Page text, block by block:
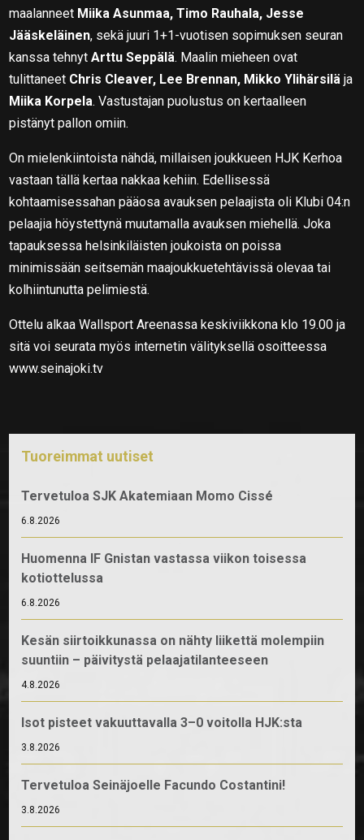
maalanneet Miika Asunmaa, Timo Rauhala, Jesse
Jääskeläinen, sekä juuri 1+1-vuotisen sopimuksen seuran
kanssa tehnytArttu Seppälä. Maalin mieheen ovat
tulittaneet Chris Cleaver, Lee Brennan, Mikko Ylihärsilä ja
Miika Korpela. Vastustajan puolustus on kertaalleen
pistänyt pallon omiin.
On mielenkiintoista nähdä, millaisen joukkueen HJK Kerhoa
vastaan tällä kertaa nakkaa kehiin. Edellisessä
kohtaamisessahan pääosa avauksen pelaajista oli Klubi 04:n
pelaajia höystettynä muutamalla avauksen miehellä. Joka
tapauksessa helsinkiläisten joukoista on poissa
minimissään seitsemän maajoukkuetehtävissä olevaa tai
kolhiintunutta pelimiestä.
Ottelu alkaa Wallsport Areenassa keskiviikkona klo 19.00 ja
sitä voi seurata myös internetin välityksellä osoitteessa
www.seinajoki.tv
Tuoreimmat uutiset
Tervetuloa SJK Akatemiaan Momo Cissé
6.8.2026
Huomenna IF Gnistan vastassa viikon toisessa
kotiottelussa
6.8.2026
Kesän siirtoikkunassa on nähty liikettä molempiin
suuntiin – päivitystä pelaajatilanteeseen
4.8.2026
Isot pisteet vakuuttavalla 3–0 voitolla HJK:sta
3.8.2026
Tervetuloa Seinäjoelle Facundo Costantini!
3.8.2026